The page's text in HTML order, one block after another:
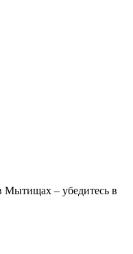
Мытищах – убедитесь в